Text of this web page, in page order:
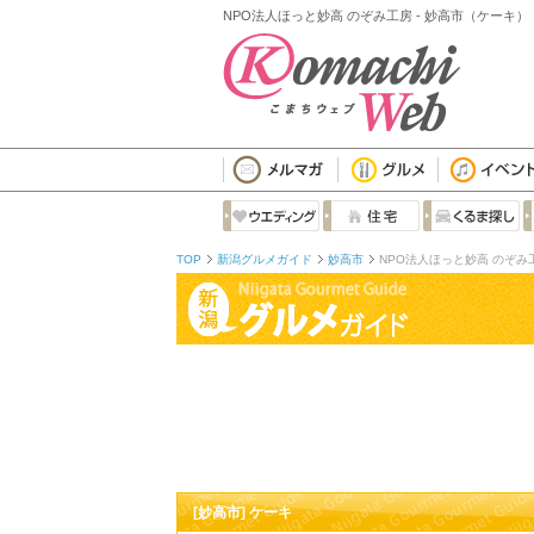
NPO法人ほっと妙高 のぞみ工房 - 妙高市（ケーキ）
TOP 新潟グルメガイド 妙高市 NPO法人ほっと妙高 のぞみ
[妙高市] ケーキ